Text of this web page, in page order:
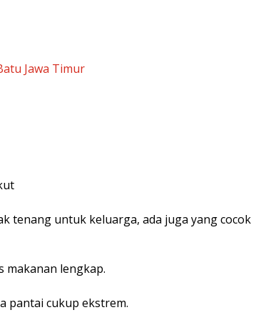
Jawa Timur
tenang untuk keluarga, ada juga yang cocok
makanan lengkap.
pantai cukup ekstrem.